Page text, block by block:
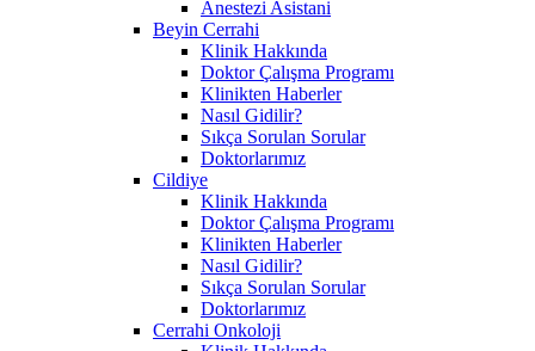
Anestezi Asistani
Beyin Cerrahi
Klinik Hakkında
Doktor Çalışma Programı
Klinikten Haberler
Nasıl Gidilir?
Sıkça Sorulan Sorular
Doktorlarımız
Cildiye
Klinik Hakkında
Doktor Çalışma Programı
Klinikten Haberler
Nasıl Gidilir?
Sıkça Sorulan Sorular
Doktorlarımız
Cerrahi Onkoloji